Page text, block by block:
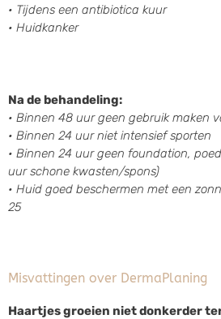
• Tijdens een antibiotica kuur
• Huidkanker
Na de behandeling:
• Binnen 48 uurgeen gebruik maken
• Binnen 24 uurnietintensief sporten
• Binnen 24 uur geen foundation,
uur schone kwasten/spons)
• Huid goed beschermen met een
25
Misvattingen over DermaPlaning
Haartjes groeien niet donkerder